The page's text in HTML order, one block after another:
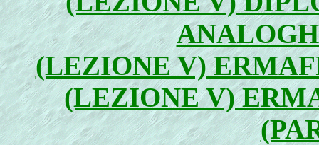
(LEZIONE V)
(LEZIONE V)